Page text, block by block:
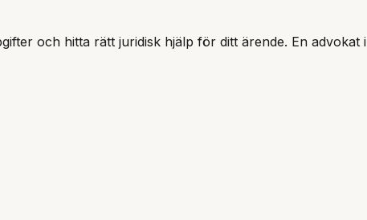
och hitta rätt juridisk hjälp för ditt ärende. En advokat i